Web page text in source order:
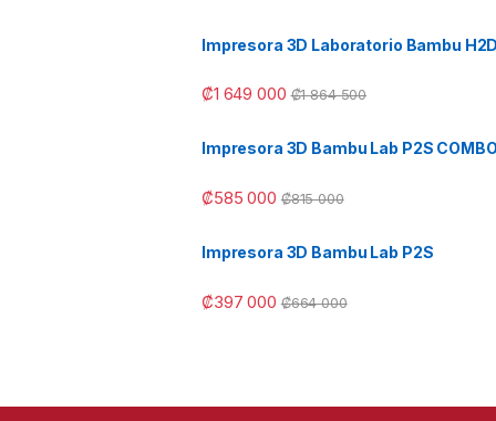
Impresora 3D Laboratorio Bambu
₡1 649 000 ₡1 864 500
Impresora 3D Bambu Lab P2S
₡585 000 ₡815 000
Impresora 3D Bambu Lab P2S
₡397 000 ₡664 000